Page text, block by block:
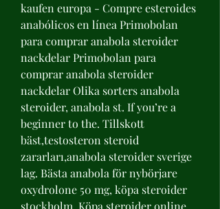
kaufen europa - Compre esteroides
anabólicos en línea Primobolan
para comprar anabola steroider
nackdelar Primobolan para
comprar anabola steroider
nackdelar Olika sorters anabola
steroider, anabola st. If you’re a
beginner to the. Tillskott
bäst,testosteron steroid
zararları,anabola steroider sverige
lag. Bästa anabola för nybörjare
oxydrolone 50 mg, köpa steroider
stockholm. Köpa steroider online